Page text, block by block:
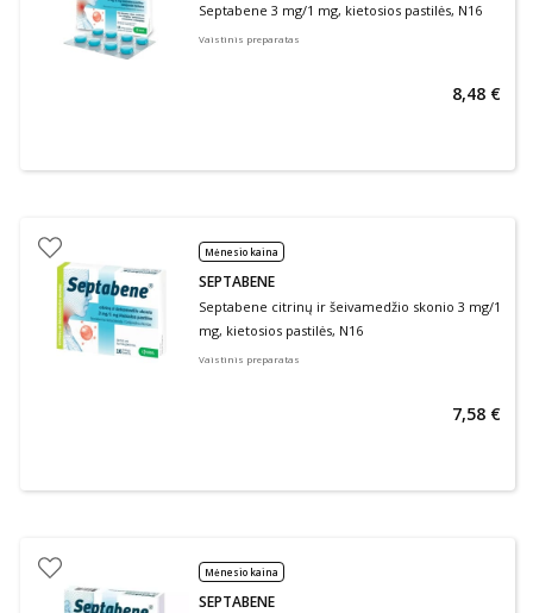
Septabene 3 mg/1 mg, kietosios pastilės, N16
Vaistinis preparatas
8,48 €
Mėnesio kaina
SEPTABENE
Septabene citrinų ir šeivamedžio skonio 3 mg/1
mg, kietosios pastilės, N16
Vaistinis preparatas
7,58 €
Mėnesio kaina
SEPTABENE